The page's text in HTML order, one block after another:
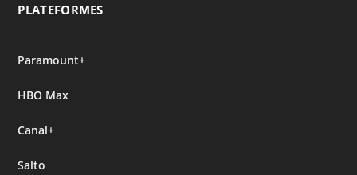
PLATEFORMES
Paramount+
HBO Max
Canal+
Salto